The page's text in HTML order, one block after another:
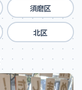
須磨区
北区